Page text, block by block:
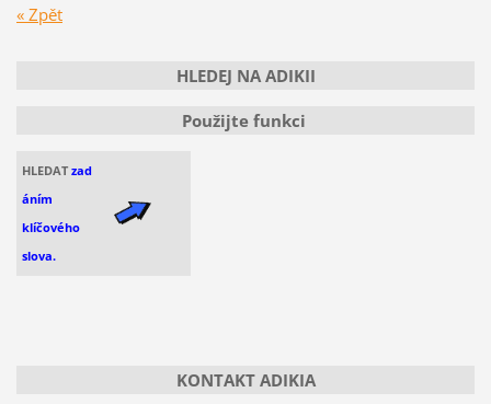
« Zpět
HLEDEJ NA ADIKII
Použijte funkci
HLEDAT zad
áním
klíčového
slova.
KONTAKT ADIKIA